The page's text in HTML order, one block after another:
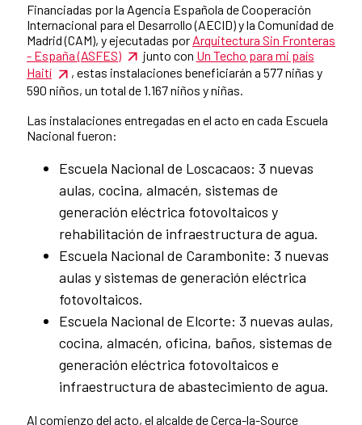
Contenido de la noticia
Financiadas por la Agencia Española de Cooperación
Internacional para el Desarrollo (AECID) y la Comunidad de
Madrid (CAM), y ejecutadas por Arquitectura Sin Fronteras
- España (ASFES)
junto con Un Techo para mi país
Haití
, estas instalaciones beneficiarán a 577 niñas y
590 niños, un total de 1.167 niños y niñas.
Las instalaciones entregadas en el acto en cada Escuela
Nacional fueron:
Escuela Nacional de Loscacaos: 3 nuevas
aulas, cocina, almacén, sistemas de
generación eléctrica fotovoltaicos y
rehabilitación de infraestructura de agua.
Escuela Nacional de Carambonite: 3 nuevas
aulas y sistemas de generación eléctrica
fotovoltaicos.
Escuela Nacional de Elcorte: 3 nuevas aulas,
cocina, almacén, oficina, baños, sistemas de
generación eléctrica fotovoltaicos e
infraestructura de abastecimiento de agua.
Al comienzo del acto, el alcalde de Cerca-la-Source